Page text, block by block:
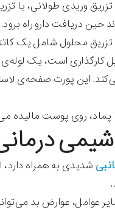
تزریق وریدی طولانی،
حین دریافت دارو راه برود.
تزریق محلول شامل یک
کارگذاری است، یک
این پورت صفحه‌ی
روی پوست مالیده
شدیدی به همراه
عوامل، عوارض بد